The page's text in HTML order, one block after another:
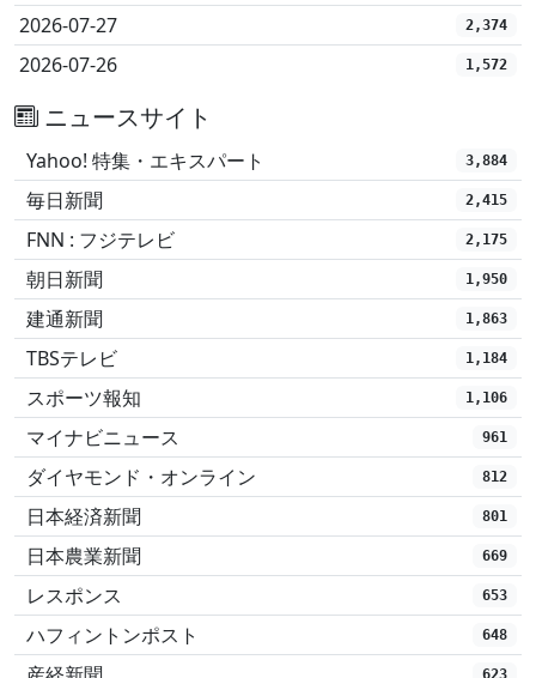
2026-07-27 2,374
2026-07-26 1,572
ニュースサイト
Yahoo! 特集・エキスパート 3,884
毎日新聞 2,415
FNN : フジテレビ 2,175
朝日新聞 1,950
建通新聞 1,863
TBSテレビ 1,184
スポーツ報知 1,106
マイナビニュース 961
ダイヤモンド・オンライン 812
日本経済新聞 801
日本農業新聞 669
レスポンス 653
ハフィントンポスト 648
623